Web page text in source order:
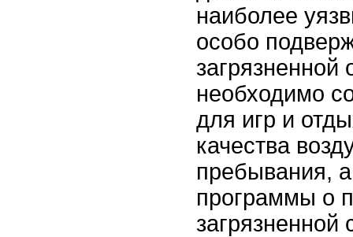
наиболее
особо
необходимо
для игр и
качества
пребывания,
программы о
загрязненной